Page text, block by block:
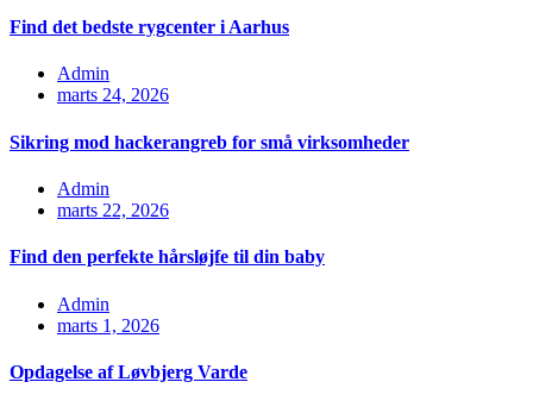
Find det bedste rygcenter i Aarhus
Admin
marts 24, 2026
Sikring mod hackerangreb for små virksomheder
Admin
marts 22, 2026
Find den perfekte hårsløjfe til din baby
Admin
marts 1, 2026
Opdagelse af Løvbjerg Varde